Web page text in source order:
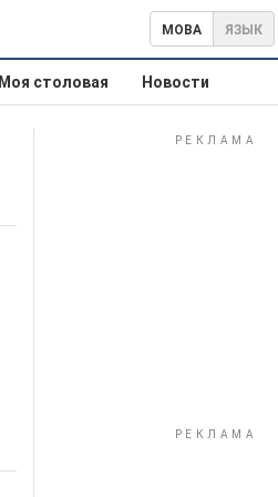
МОВА ЯЗЫК
Моя столовая Новости